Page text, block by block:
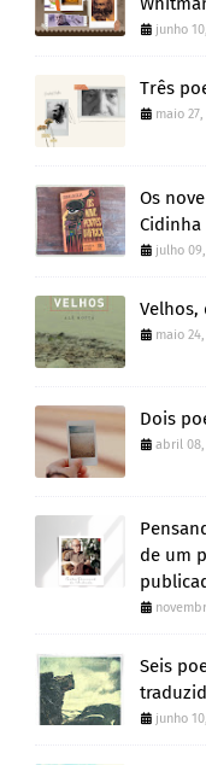
junho
Três
maio 27,
Os
Cidinha
julho 09,
Velhos,
maio
Dois
abril 08,
de um
Seis
junho